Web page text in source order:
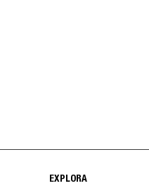
EXPLORA